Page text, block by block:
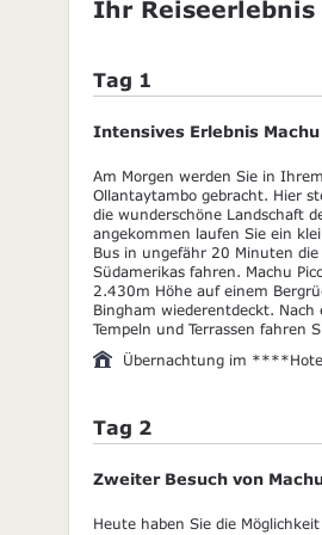
Ihr
Tag 1
Intensives Erlebnis
Am Morgen werden Sie in
Ollantaytambo gebracht. Hier
die wunderschöne Landschaft
angekommen laufen Sie ein
Bus in ungefähr 20 Minuten
Südamerikas fahren. Machu
2.430m Höhe auf einem
Bingham wiederentdeckt.
Tempeln und Terrassen fahren
Übernachtung im
Tag 2
Zweiter Besuch von
Heute haben Sie die